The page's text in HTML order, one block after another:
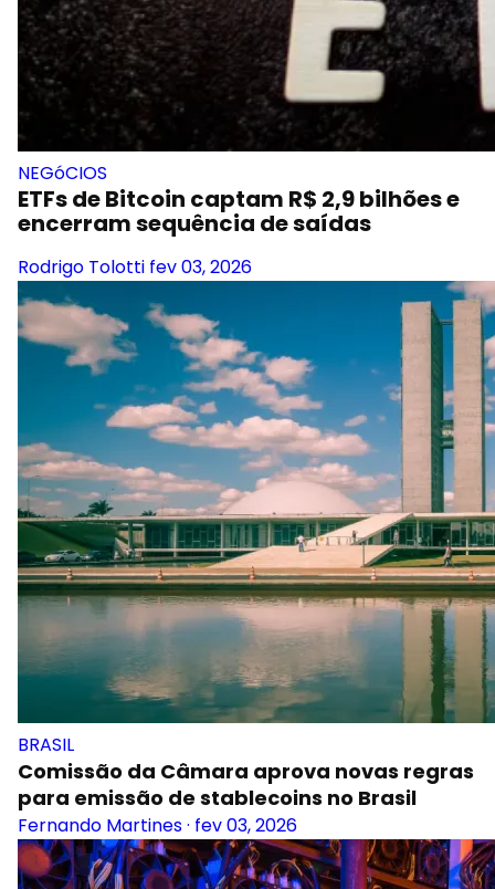
NEGóCIOS
ETFs de Bitcoin captam R$ 2,9 bilhões e
encerram sequência de saídas
Rodrigo Tolotti fev 03, 2026
BRASIL
Comissão da Câmara aprova novas regras
para emissão de stablecoins no Brasil
Fernando Martines· fev 03, 2026